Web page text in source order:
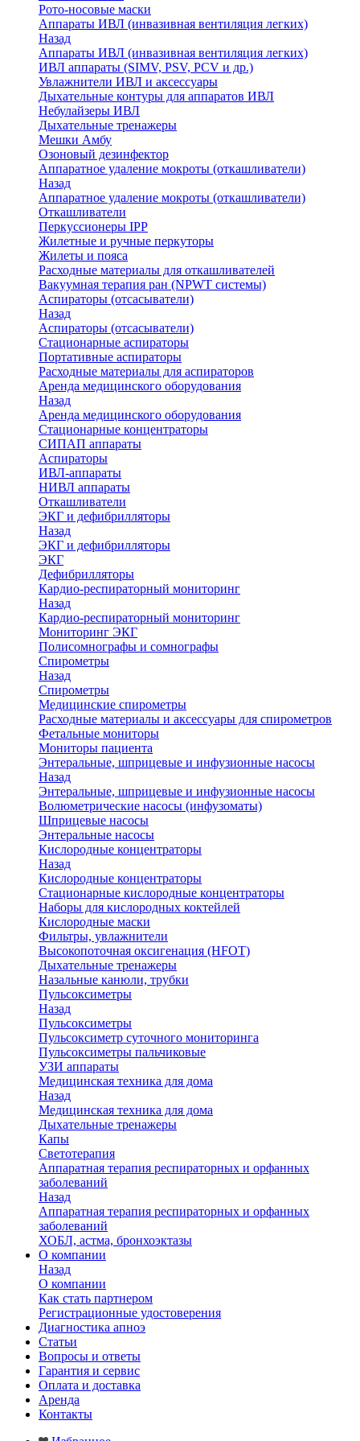
Рото-носовые маски
Аппараты ИВЛ (инвазивная вентиляция легких)
Назад
Аппараты ИВЛ (инвазивная вентиляция легких)
ИВЛ аппараты (SIMV, PSV, PCV и др.)
Увлажнители ИВЛ и аксессуары
Дыхательные контуры для аппаратов ИВЛ
Небулайзеры ИВЛ
Дыхательные тренажеры
Мешки Амбу
Озоновый дезинфектор
Аппаратное удаление мокроты (откашливатели)
Назад
Аппаратное удаление мокроты (откашливатели)
Откашливатели
Перкуссионеры IPP
Жилетные и ручные перкуторы
Жилеты и пояса
Расходные материалы для откашливателей
Вакуумная терапия ран (NPWT системы)
Аспираторы (отсасыватели)
Назад
Аспираторы (отсасыватели)
Стационарные аспираторы
Портативные аспираторы
Расходные материалы для аспираторов
Аренда медицинского оборудования
Назад
Аренда медицинского оборудования
Стационарные концентраторы
СИПАП аппараты
Аспираторы
ИВЛ-аппараты
НИВЛ аппараты
Откашливатели
ЭКГ и дефибрилляторы
Назад
ЭКГ и дефибрилляторы
ЭКГ
Дефибрилляторы
Кардио-респираторный мониторинг
Назад
Кардио-респираторный мониторинг
Мониторинг ЭКГ
Полисомнографы и сомнографы
Спирометры
Назад
Спирометры
Медицинские спирометры
Расходные материалы и аксессуары для спирометров
Фетальные мониторы
Мониторы пациента
Энтеральные, шприцевые и инфузионные насосы
Назад
Энтеральные, шприцевые и инфузионные насосы
Волюметрические насосы (инфузоматы)
Шприцевые насосы
Энтеральные насосы
Кислородные концентраторы
Назад
Кислородные концентраторы
Стационарные кислородные концентраторы
Наборы для кислородных коктейлей
Кислородные маски
Фильтры, увлажнители
Высокопоточная оксигенация (HFOT)
Дыхательные тренажеры
Назальные канюли, трубки
Пульсоксиметры
Назад
Пульсоксиметры
Пульсоксиметр суточного мониторинга
Пульсоксиметры пальчиковые
УЗИ аппараты
Медицинская техника для дома
Назад
Медицинская техника для дома
Дыхательные тренажеры
Капы
Светотерапия
Аппаратная терапия респираторных и орфанных
заболеваний
Назад
Аппаратная терапия респираторных и орфанных
заболеваний
ХОБЛ, астма, бронхоэктазы
О компании
Назад
О компании
Как стать партнером
Регистрационные удостоверения
Диагностика апноэ
Статьи
Вопросы и ответы
Гарантия и сервис
Оплата и доставка
Аренда
Контакты